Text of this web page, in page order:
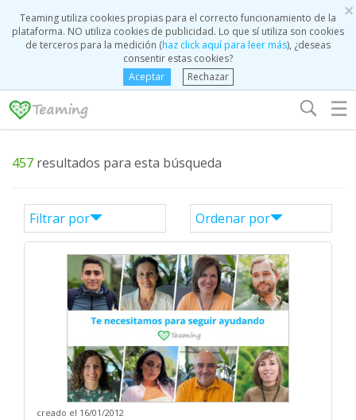
×
Teaming utiliza cookies propias para el correcto funcionamiento de la
plataforma. NO utiliza cookies de publicidad. Lo que sí utiliza son cookies
de terceros para la medición (haz click aquí para leer más), ¿deseas
consentir estas cookies?
Aceptar
Rechazar
☰
457 resultados para esta búsqueda
Filtrar por Ordenar por
creado el 16/01/2012